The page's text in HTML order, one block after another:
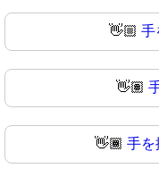
👋🏼 手
👋🏽
👋🏾 手を